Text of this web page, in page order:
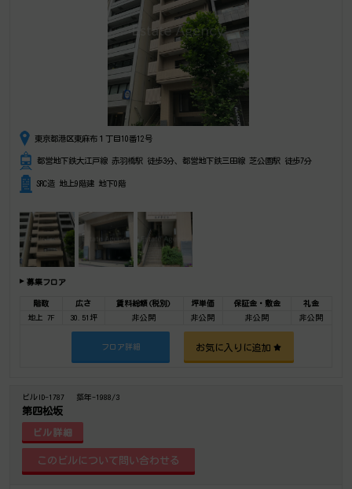
東京都港区東麻布１丁目10番12号
都営地下鉄大江戸線 赤羽橋駅 徒歩3分、都営地下鉄三田線 芝公園駅 徒歩7分
SRC造 地上9階建 地下0階
募集フロア
階数 広さ 賃料総額(税別) 坪単価 保証金・敷金
礼金
地上 7F
30.51坪 非公開 非公開 非公開 非公開
フロア詳細 お気に入りに追加
ビルID-1787 築年-1988/3
第四松坂
ビル詳細